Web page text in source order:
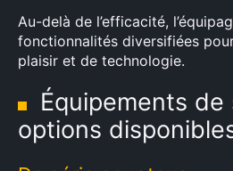
Au-delà de l’efficacité,
fonctionnalités diversifiées
plaisir et de technologie.
Équipements de
options